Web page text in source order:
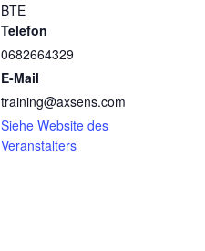
BTE
Telefon
0682664329
E-Mail
training@axsens.com
Siehe Website des
Veranstalters